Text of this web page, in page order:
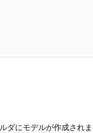
にモデルが作成され